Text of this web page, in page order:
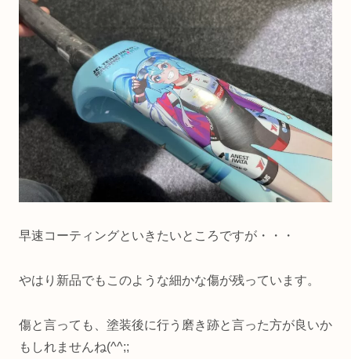
早速コーティングといきたいところですが・・・
やはり新品でもこのような細かな傷が残っています。
傷と言っても、塗装後に行う磨き跡と言った方が良いか
もしれませんね(^^;;